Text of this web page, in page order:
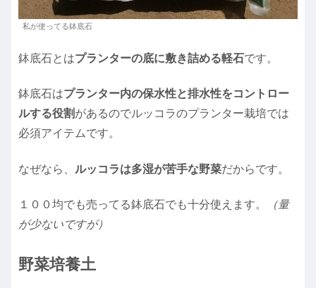
私が使ってる鉢底石
鉢底石とはプランターの底に敷き詰める軽石です。
鉢底石はプランター内の保水性と排水性をコントロー
ルする役割があるのでルッコラのプランター栽培では
必須アイテムです。
なぜなら、 ルッコラは多湿が苦手な野菜だからです。
１００均でも売ってる鉢底石でも十分使えます。
（量
が少ないですが）
野菜培養土